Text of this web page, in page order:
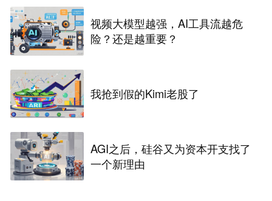
视频大模型越强，AI工具流越危
险？还是越重要？
我抢到假的Kimi老股了
AGI之后，硅谷又为资本开支找了
一个新理由